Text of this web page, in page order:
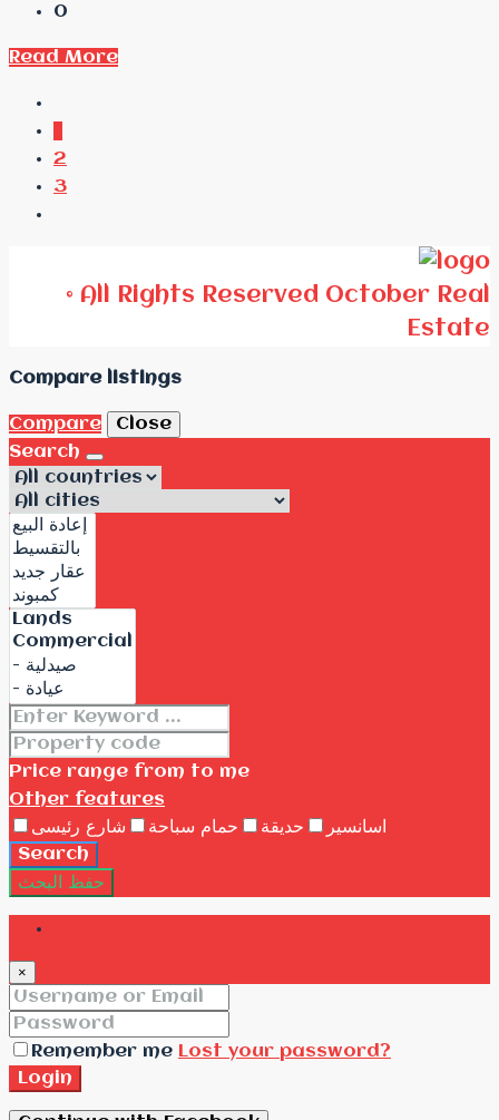
0
Read More
2
3
© All Rights Reserved October Real
Estate
Compare listings
Compare
Close
Search
Price range from to me
Other features
اسانسير
حديقة حمام سباحة
شارع رئيسى
Search
حفظ البحث
×
Remember me Lost your password?
Login